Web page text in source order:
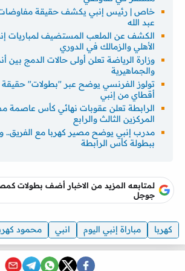
خاص | رئيس إنبي يكشف حقيقة مفاوضات
عبد الله
الكشف عن الملعب المستضيف لمباريات
الأهلي والزمالك في الدوري
وزارة الرياضة تعلن أولى حالات الدمج بين
والجماهيرية
تولوز الفرنسي يوضح عبر "بطولات"
أقطاي من إنبي
الرابطة تعلن عقوبات نهائي كأس عاصمة
المركزين الثالث والرابع
مدرب إنبي يوضح مصير كهربا مع الفريق..
ببطولة كأس الرابطة
لمتابعه المزيد من الاخبار أضف بطولات
جوجل
كهربا مباراة إنبي اليوم انبي محمود